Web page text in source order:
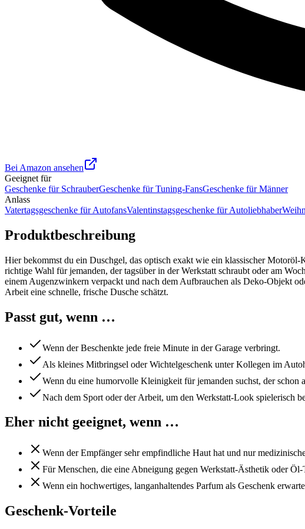
Bei Amazon ansehen
Geeignet für
Geschenke für SchrauberGeschenke für Tuning-FansGeschenke für Männer
Anlass
Vatertagsgeschenke für AutofansValentinstagsgeschenke für Autoliebhaber
Produktbeschreibung
Hier bekommst du ein Duschgel, das optisch exakt wie ein klassischer
richtige Wahl für jemanden, der tagsüber in der Werkstatt schraubt oder am
einem Augenzwinkern verpackt und nach dem Aufbrauchen als Deko-Objekt
Arbeit eine schnelle, frische Dusche schätzt.
Passt gut, wenn …
Wenn der Beschenkte jede freie Minute in der Garage verbringt.
Als kleines Mitbringsel oder Wichtelgeschenk unter Kollegen im
Wenn du eine humorvolle Kleinigkeit für jemanden suchst, der schon
Nach dem Sport oder der Arbeit, um den Werkstatt-Look spielerisch
Eher nicht geeignet, wenn …
Wenn der Empfänger sehr empfindliche Haut hat und nur
Für Menschen, die eine Abneigung gegen Werkstatt-Ästhetik oder Öl-
Wenn ein hochwertiges, langanhaltendes Parfum als Geschenk
Geschenk-Vorteile